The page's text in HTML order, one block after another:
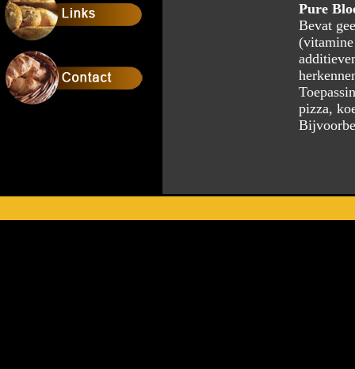
Pure
Bevat
pizza,